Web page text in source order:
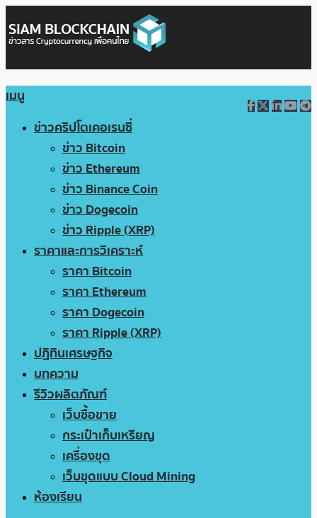
เมนู
ข่าวคริปโตเคอเรนซี่
ข่าว Bitcoin
ข่าว Ethereum
ข่าว Binance Coin
ข่าว Dogecoin
ข่าว Ripple (XRP)
ราคาและการวิเคราะห์
ราคา Bitcoin
ราคา Ethereum
ราคา Dogecoin
ราคา Ripple (XRP)
ปฏิทินเศรษฐกิจ
บทความ
รีวิวผลิตภัณฑ์
เว็บซื้อขาย
กระเป๋าเก็บเหรียญ
เครื่องขุด
เว็บขุดแบบ Cloud Mining
ห้องเรียน